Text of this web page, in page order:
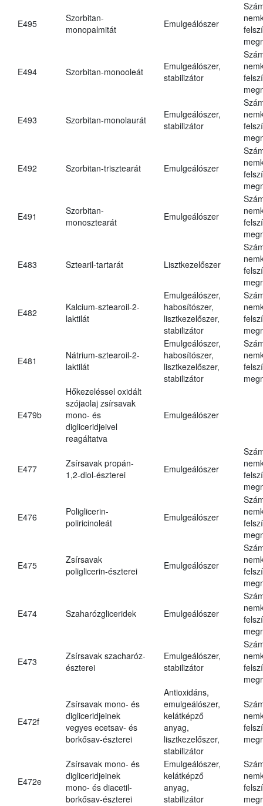
E495
Szorbitan-
monopalmitát
Emulgeálószer
E494 Szorbitan-monooleát
Emulgeálószer,
stabilizátor
E493 Szorbitan-monolaurát
Emulgeálószer,
stabilizátor
E492 Szorbitan-trisztearát Emulgeálószer
E491
Szorbitan-
monosztearát
Emulgeálószer
E483 Sztearil-tartarát Lisztkezelőszer
E482
Kalcium-sztearoil-2-
laktilát
Emulgeálószer,
habosítószer,
lisztkezelőszer,
stabilizátor
E481
Nátrium-sztearoil-2-
laktilát
Emulgeálószer,
habosítószer,
lisztkezelőszer,
stabilizátor
E479b
Hőkezeléssel oxidált
szójaolaj zsírsavak
mono- és
digliceridjeivel
reagáltatva
Emulgeálószer
E477
Zsírsavak propán-
1,2-diol-észterei
Emulgeálószer
E476
Poliglicerin-
poliricinoleát
Emulgeálószer
E475
Zsírsavak
poliglicerin-észterei
Emulgeálószer
E474 Szaharózgliceridek Emulgeálószer
E473
Zsírsavak szacharóz-
észterei
Emulgeálószer,
stabilizátor
E472f
Zsírsavak mono- és
digliceridjeinek
vegyes ecetsav- és
borkősav-észterei
Antioxidáns,
emulgeálószer,
kelátképző
anyag,
lisztkezelőszer,
stabilizátor
E472e
Zsírsavak mono- és
digliceridjeinek
mono- és diacetil-
borkősav-észterei
Emulgeálószer,
kelátképző
anyag,
stabilizátor